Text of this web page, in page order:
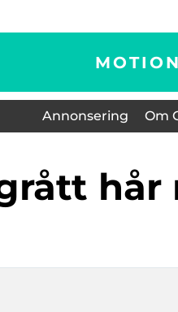
Annonsering Om